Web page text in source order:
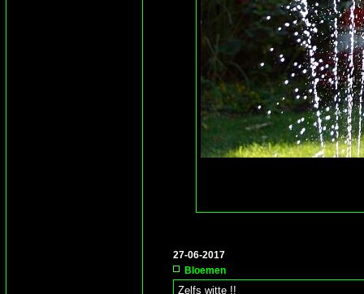
27-06-2017
Bloemen
Zelfs witte !!